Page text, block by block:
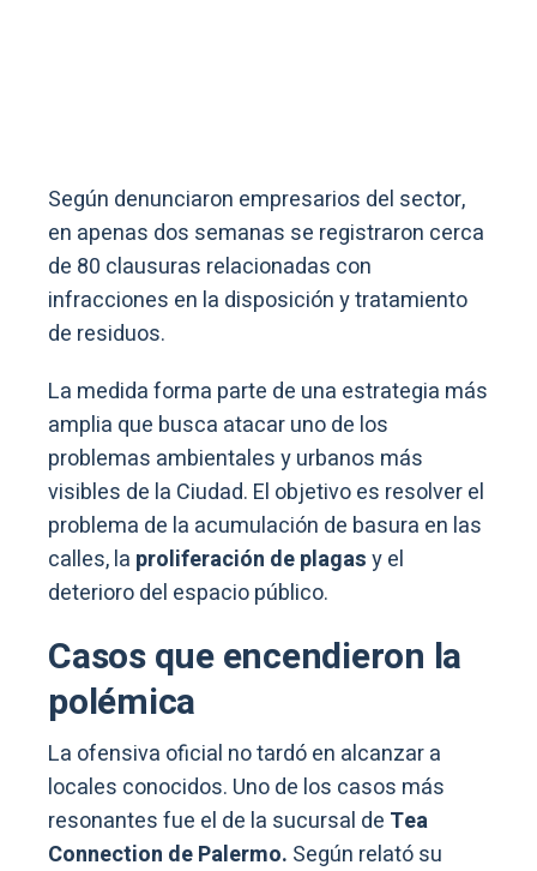
Según denunciaron empresarios del sector,
en apenas dos semanas se registraron cerca
de 80 clausuras relacionadas con
infracciones en la disposición y tratamiento
de residuos.
La medida forma parte de una estrategia más
amplia que busca atacar uno de los
problemas ambientales y urbanos más
visibles de la Ciudad. El objetivo es resolver el
problema de la acumulación de basura en las
calles, la proliferación de plagasy el
deterioro del espacio público.
Casos que encendieron la
polémica
La ofensiva oficial no tardó en alcanzar a
locales conocidos. Uno de los casos más
resonantes fue el de la sucursal de Tea
Connection de Palermo. Según relató su